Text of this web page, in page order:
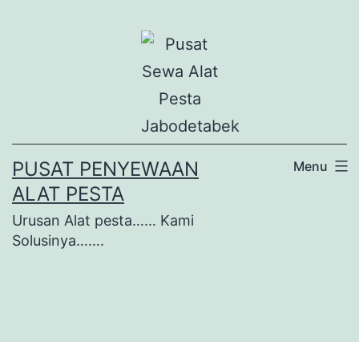
PUSAT PENYEWAAN
ALAT PESTA
Urusan Alat pesta…… Kami
Solusinya…….
Menu